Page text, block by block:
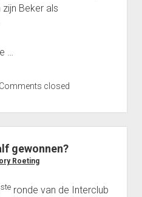
5J 2013 – 2014
5J 2013 – 2014
5K 2013 – 2014
2013 – 2014
– 2014
Reeks 2B
Reeks 2A
Reeks 2A
Beker als
…
Comments closed
gewonnen?
Roeting
steronde van de Interclub